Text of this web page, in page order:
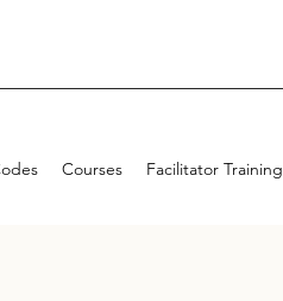
Courses Facilitator Training